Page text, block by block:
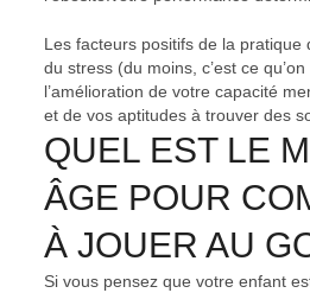
Les facteurs positifs de la pratique
du stress (du moins, c’est ce
l’amélioration de votre capacité
et de vos aptitudes à trouver des
QUEL EST LE
ÂGE POUR
À JOUER AU
Si vous pensez que votre enfant